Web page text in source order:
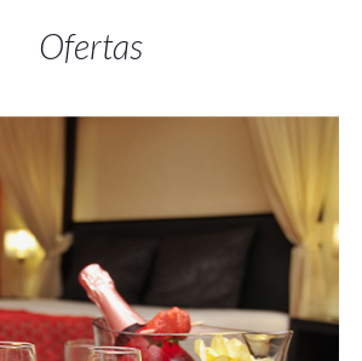
Ofertas